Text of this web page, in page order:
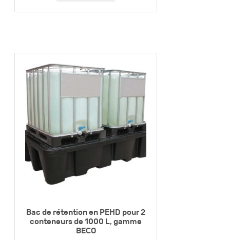
Bac de rétention en PEHD pour 2
conteneurs de 1000 L, gamme
BECO